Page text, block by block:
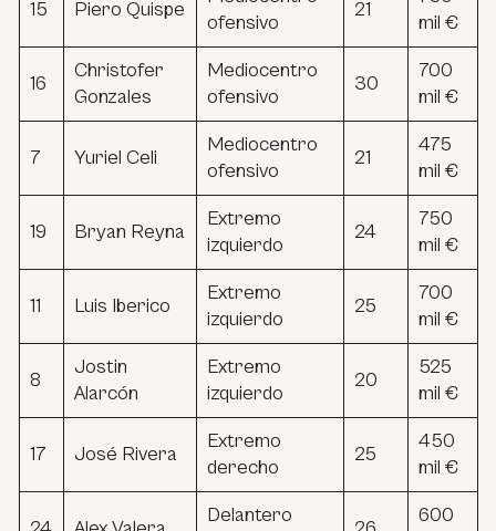
15 Piero Quispe
ofensivo
21
mil €
16
Christofer
Gonzales
Mediocentro
ofensivo
30
700
mil €
7 Yuriel Celi
Mediocentro
ofensivo
21
475
mil €
19 Bryan Reyna
Extremo
izquierdo
24
750
mil €
11 Luis Iberico
Extremo
izquierdo
25
700
mil €
8
Jostin
Alarcón
Extremo
izquierdo
20
525
mil €
17 José Rivera
Extremo
derecho
25
450
mil €
Delantero
600